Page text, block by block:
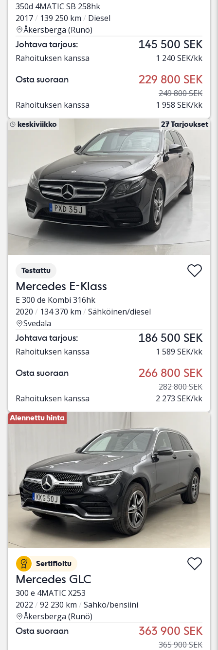
350d 4MATIC SB 258hk
2017
139 250 km
Diesel
Åkersberga (Runö)
Johtava tarjous: 145 500 SEK
Rahoituksen kanssa 1 240 SEK/kk
Osta suoraan 229 800 SEK
249 800 SEK
Rahoituksen kanssa
1 958 SEK/kk
keskiviikko 27 Tarjoukset
Testattu
Mercedes E-Klass
E 300 de Kombi 316hk
2020
134 370 km
Sähköinen/diesel
Svedala
Johtava tarjous: 186 500 SEK
Rahoituksen kanssa 1 589 SEK/kk
Osta suoraan 266 800 SEK
282 800 SEK
Rahoituksen kanssa
2 273 SEK/kk
Alennettu hinta
Sertifioitu
Mercedes GLC
300 e 4MATIC X253
2022
92 230 km
Sähkö/bensiini
Åkersberga (Runö)
Osta suoraan 363 900 SEK
365 900 SEK